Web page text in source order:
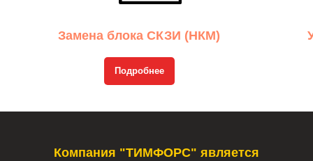
Замена блока СКЗИ (НКМ)
Подробнее
Компания "ТИМФОРС" является